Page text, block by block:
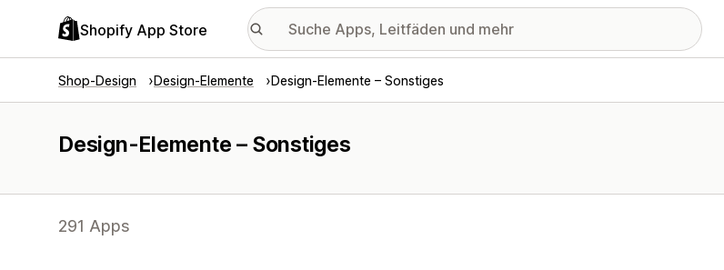
Shopify App Store
Shop-Design Design-Elemente Design-Elemente – Sonstiges
Design-Elemente – Sonstiges
291 Apps